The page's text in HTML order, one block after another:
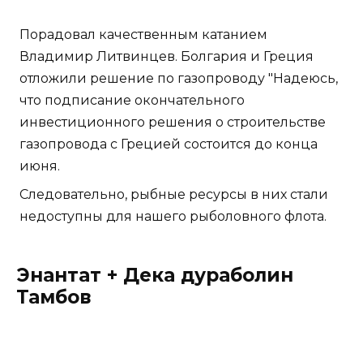
Порадовал качественным катанием
Владимир Литвинцев. Болгария и Греция
отложили решение по газопроводу "Надеюсь,
что подписание окончательного
инвестиционного решения о строительстве
газопровода с Грецией состоится до конца
июня.
Следовательно, рыбные ресурсы в них стали
недоступны для нашего рыболовного флота.
Энантат + Дека дураболин
Тамбов